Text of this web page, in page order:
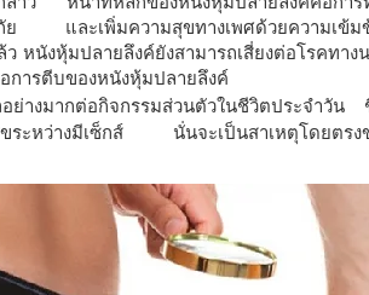
ย และเพิ่มความสุขทางเพศด้วยความเข้มข้
หนังหุ้มปลายลึงค์ยังสามารถเสี่ยงต่อโรคทาง
การตีบของหนังหุ้มปลายลึงค์
ย่างมากต่อกิจกรรมส่วนตัวในชีวิตประจำวั
ขระหว่างมีเซ็กส์ นั่นจะเป็นสาเหตุโดยตรง